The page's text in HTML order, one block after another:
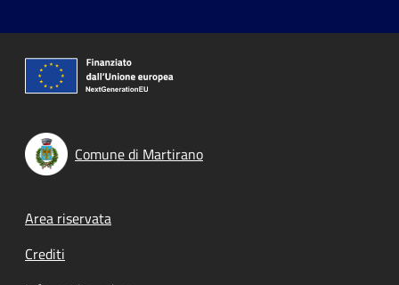
Comune di Martirano
Footer menu
Area riservata
Crediti